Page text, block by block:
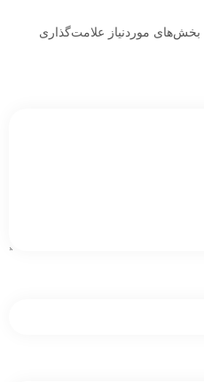
بخش‌های موردنیاز علامت‌گذاری